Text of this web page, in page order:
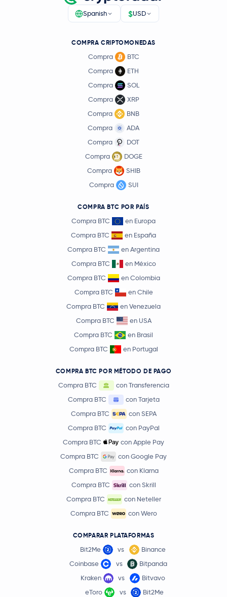
Spanish $USD
COMPRA CRIPTOMONEDAS
Compra
BTC
Compra
ETH
Compra
SOL
Compra
XRP
Compra
BNB
Compra
ADA
Compra
DOT
Compra
DOGE
Compra
SHIB
Compra
SUI
COMPRA BTC POR PAÍS
Compra BTC
en Europa
Compra BTC
en España
Compra BTC
en Argentina
Compra BTC
en México
Compra BTC
en Colombia
Compra BTC
en Chile
Compra BTC
en Venezuela
Compra BTC
en USA
Compra BTC
en Brasil
Compra BTC
en Portugal
COMPRA BTC POR MÉTODO DE PAGO
Compra BTC
con Transferencia
Compra BTC
con Tarjeta
Compra BTC
con SEPA
Compra BTC
con PayPal
Compra BTC
con Apple Pay
Compra BTC
con Google Pay
Compra BTC
con Klarna
Compra BTC
con Skrill
Compra BTC
con Neteller
Compra BTC
con Wero
COMPARAR PLATAFORMAS
Bit2Me vs
Binance
Coinbase
vs
Bitpanda
Kraken
vs
Bitvavo
eToro
vs Bit2Me